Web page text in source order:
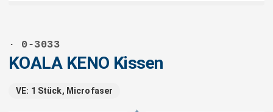
· 0-3033
KOALA KENO Kissen
VE: 1 Stück, Microfaser